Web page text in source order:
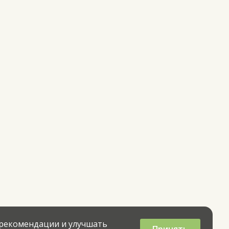
и улучшать